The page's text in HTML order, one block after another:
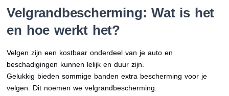
Velgrandbescherming: Wat is het
en hoe werkt het?
Velgen zijn een kostbaar onderdeel van je auto en
beschadigingen kunnen lelijk en duur zijn.
Gelukkig bieden sommige banden extra bescherming voor je
velgen. Dit noemen we velgrandbescherming.